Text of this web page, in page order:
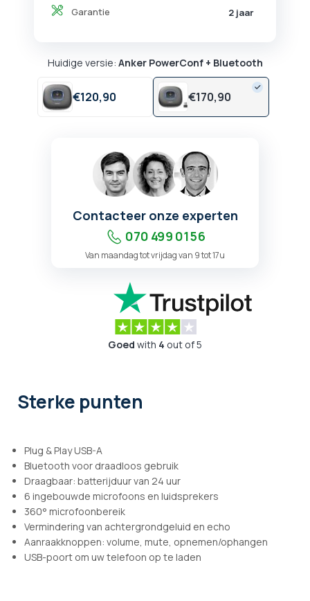
Garantie
2 jaar
Huidige versie: Anker PowerConf + Bluetooth
€120,90 €170,90
Contacteer onze experten
070 499 01 56
Van maandag tot vrijdag van 9 tot 17u
Goed with 4 out of 5
Sterke punten
Plug & Play USB-A
Bluetooth voor draadloos gebruik
Draagbaar: batterijduur van 24 uur
6 ingebouwde microfoons en luidsprekers
360° microfoonbereik
Vermindering van achtergrondgeluid en echo
Aanraakknoppen: volume, mute, opnemen/ophangen
USB-poort om uw telefoon op te laden